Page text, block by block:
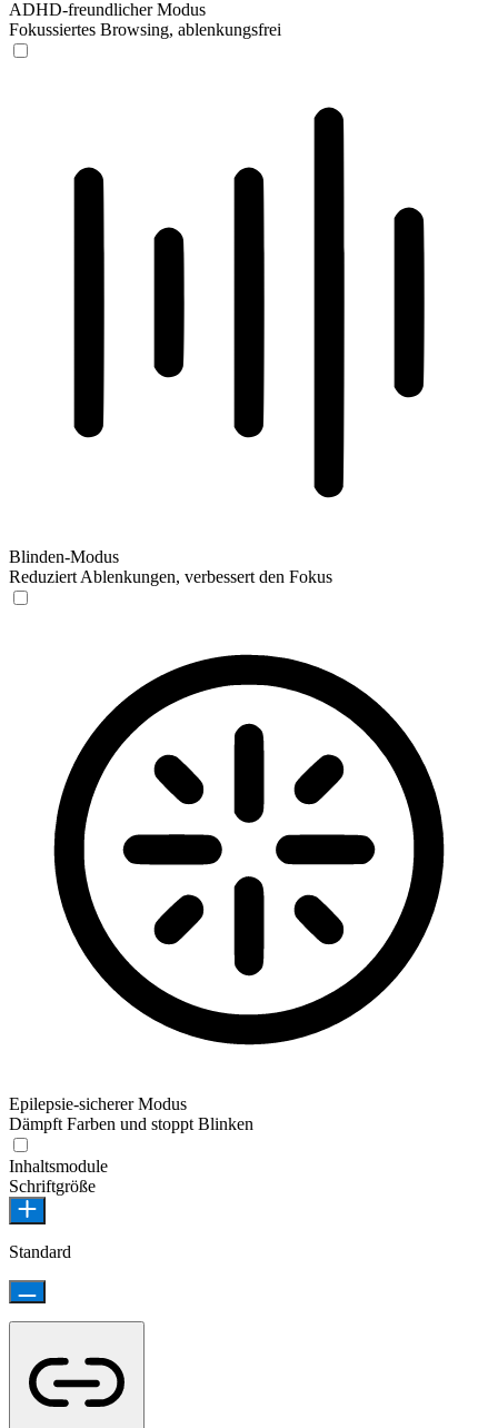
ADHD-freundlicher Modus
Fokussiertes Browsing, ablenkungsfrei
Blinden-Modus
Reduziert Ablenkungen, verbessert den Fokus
Epilepsie-sicherer Modus
Dämpft Farben und stoppt Blinken
Inhaltsmodule
Schriftgröße
Standard